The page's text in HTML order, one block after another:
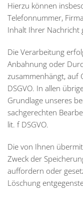
Hierzu können
Telefonnummer,
Inhalt Ihrer Nachricht
Die Verarbeitung
Anbahnung oder
zusammenhängt, auf
DSGVO. In allen
Grundlage unseres
sachgerechten
lit. f DSGVO.
Die von Ihnen
Zweck der
auffordern oder
Löschung